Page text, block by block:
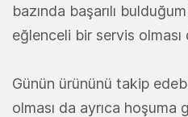
bazında başarılı bulduğum
eğlenceli bir servis
Günün ürününü takip
olması da ayrıca hoşuma